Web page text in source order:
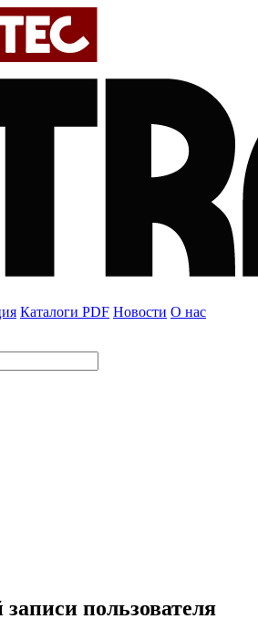
Каталоги PDF Новости О нас
пользователя